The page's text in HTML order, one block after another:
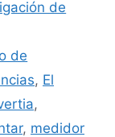
de
de
, El
,
, medidor